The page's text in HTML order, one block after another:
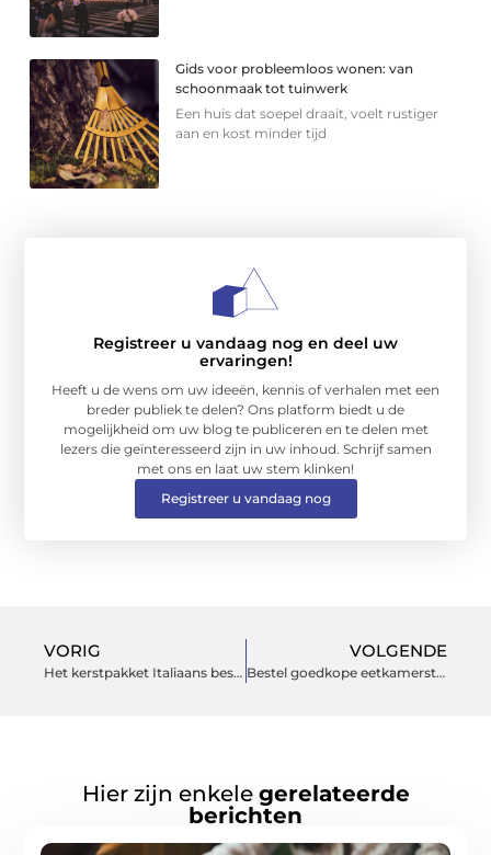
Gids voor probleemloos wonen: van
schoonmaak tot tuinwerk
Een huis dat soepel draait, voelt rustiger
aan en kost minder tijd
Registreer u vandaag nog en deel uw
ervaringen!
Heeft u de wens om uw ideeën, kennis of verhalen met een
breder publiek te delen? Ons platform biedt u de
mogelijkheid om uw blog te publiceren en te delen met
lezers die geïnteresseerd zijn in uw inhoud. Schrijf samen
met ons en laat uw stem klinken!
Registreer u vandaag nog
VORIG
Het kerstpakket Italiaans bestellen
VOLGENDE
Bestel goedkope eetkamerstoelen en een bijpassende eettafel online
Hier zijn enkele gerelateerde
berichten